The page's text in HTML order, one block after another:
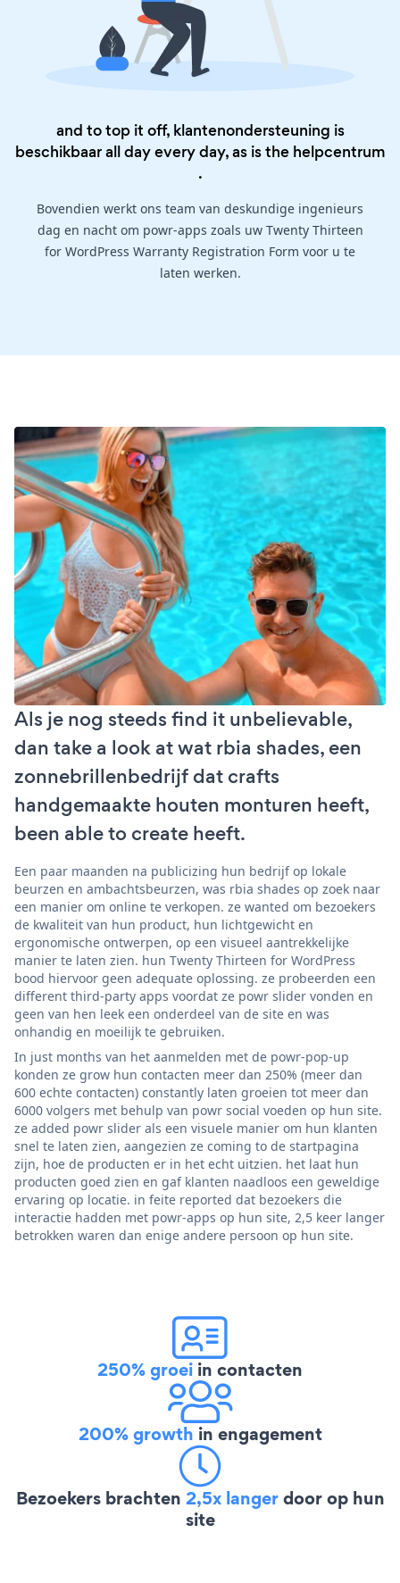
and to top it off, klantenondersteuning is
beschikbaar all day every day, as is the helpcentrum
.
Bovendien werkt ons team van deskundige ingenieurs
dag en nacht om powr-apps zoals uw Twenty Thirteen
for WordPress Warranty Registration Form voor u te
laten werken.
Als je nog steeds find it unbelievable,
dan take a look at wat rbia shades, een
zonnebrillenbedrijf dat crafts
handgemaakte houten monturen heeft,
been able to create heeft.
Een paar maanden na publicizing hun bedrijf op lokale
beurzen en ambachtsbeurzen, was rbia shades op zoek naar
een manier om online te verkopen. ze wanted om bezoekers
de kwaliteit van hun product, hun lichtgewicht en
ergonomische ontwerpen, op een visueel aantrekkelijke
manier te laten zien. hun Twenty Thirteen for WordPress
bood hiervoor geen adequate oplossing. ze probeerden een
different third-party apps voordat ze powr slider vonden en
geen van hen leek een onderdeel van de site en was
onhandig en moeilijk te gebruiken.
In just months van het aanmelden met de powr-pop-up
konden ze grow hun contacten meer dan 250% (meer dan
600 echte contacten) constantly laten groeien tot meer dan
6000 volgers met behulp van powr social voeden op hun site.
ze added powr slider als een visuele manier om hun klanten
snel te laten zien, aangezien ze coming to de startpagina
zijn, hoe de producten er in het echt uitzien. het laat hun
producten goed zien en gaf klanten naadloos een geweldige
ervaring op locatie. in feite reported dat bezoekers die
interactie hadden met powr-apps op hun site, 2,5 keer langer
betrokken waren dan enige andere persoon op hun site.
250% groei in contacten
200% growth in engagement
Bezoekers brachten 2,5x langerdoor op hun
site